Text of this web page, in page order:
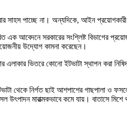
সাহস পাচ্ছে না। অন্যদিকে, আইন
এক আবেদনে সরকারের সংশ্লিষ্ট বিভাগের
উদ্যোগ কামনা করেছেন।
ভিতরে কোনো ইটভাটা স্থাপন করা
থেকে নির্গত ছাই আশপাশের গাছপালা ও
মারাত্মকভাবে কমে যায়। বাতাসে মিশে